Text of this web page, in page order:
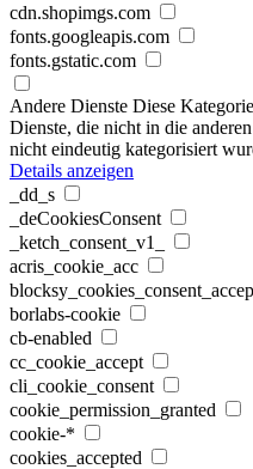
cdn.shopimgs.com
fonts.googleapis.com
fonts.gstatic.com
Andere Dienste Diese
Dienste, die nicht in die
nicht eindeutig kategorisiert
Details anzeigen
_dd_s
_deCookiesConsent
_ketch_consent_v1_
acris_cookie_acc
borlabs-cookie
cb-enabled
cc_cookie_accept
cli_cookie_consent
cookie_permission_granted
cookie-*
cookies_accepted